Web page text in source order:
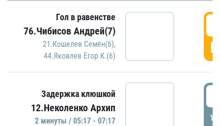
Гол в равенстве
76.Чибисов Андрей(7)
21.Кошелев Семён(6),
44.Яковлев Егор К.(6)
Задержка клюшкой
12.Неколенко Архип
2 минуты / 05:17 - 07:17